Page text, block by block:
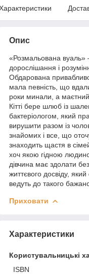
Опис
«Розмальована вуаль»
дорослішання і
Обдарована
мала певність, що
роки минали, а маєтний
Кітті бере шлюб із
бактеріологом, який
вирушити разом із
знайомих і все, що
знаходить щастя в
хоч якою гідною
дівчина має здолати
життєвого досвіду,
ведуть до такого
Приховати
Характеристики
Користувальницькі
ISBN